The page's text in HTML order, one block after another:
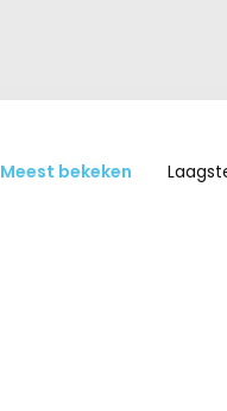
Meest bekeken